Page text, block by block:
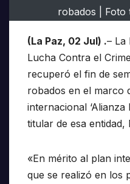
robados | Foto
(La Paz, 02 Jul) .– La
Lucha Contra el
recuperó el fin de
robados en el marco
internacional
titular de esa entidad,
«En mérito al plan
que se realizó en los